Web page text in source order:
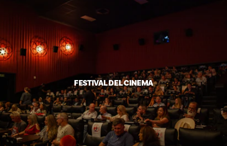
FESTIVAL DEL CINEMA